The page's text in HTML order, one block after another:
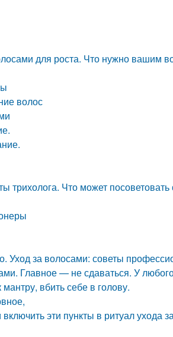
для роста. Что нужно вашим
волос
трихолога. Что может посоветовать
Уход за волосами: советы
Главное — не сдаваться. У
вбить себе в голову.
эти пункты в ритуал ухода